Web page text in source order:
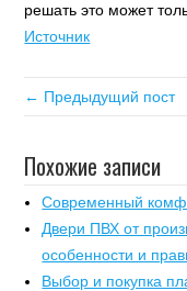
решать это может
Источник
← Предыдущий пост
Похожие записи
Современный
Двери ПВХ от
особенности и
Выбор и покупка